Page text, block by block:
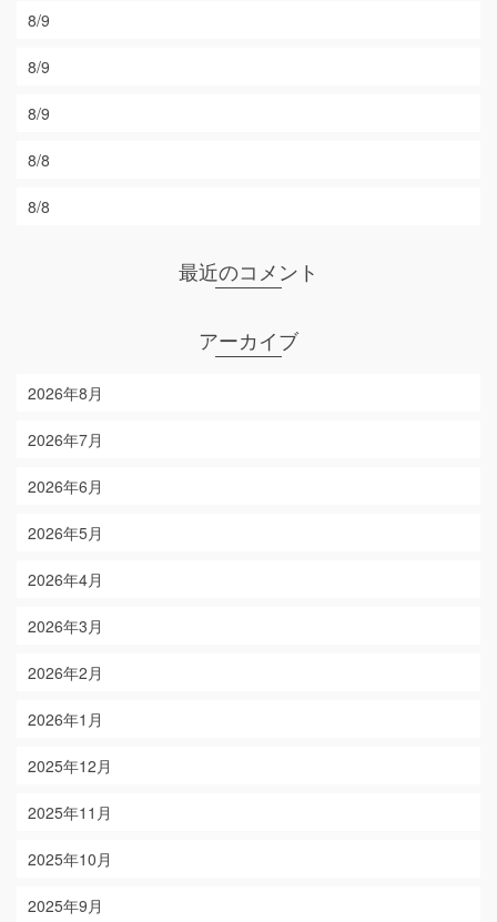
8/9
8/9
8/9
8/8
8/8
最近のコメント
アーカイブ
2026年8月
2026年7月
2026年6月
2026年5月
2026年4月
2026年3月
2026年2月
2026年1月
2025年12月
2025年11月
2025年10月
2025年9月